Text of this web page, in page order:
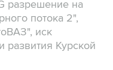
разрешение на
потока 2",
иск
развития Курской